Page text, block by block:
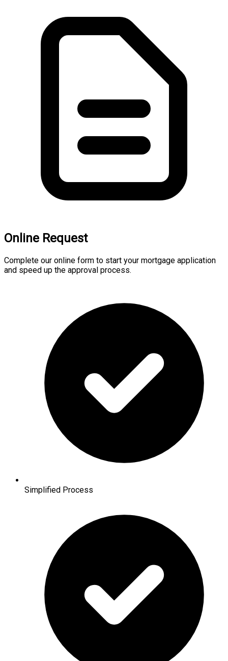
Online Request
Complete our online form to start your mortgage application
and speed up the approval process.
Simplified Process